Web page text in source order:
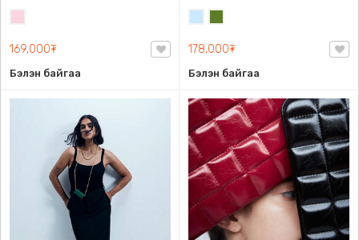
материалтай, LIMITED EDITION
OVAL LEATHER HANDBAG TRF
169,000₮
Бэлэн байгаа
CROSSBODY BAG WITH HANDLE
178,000₮
Бэлэн байгаа